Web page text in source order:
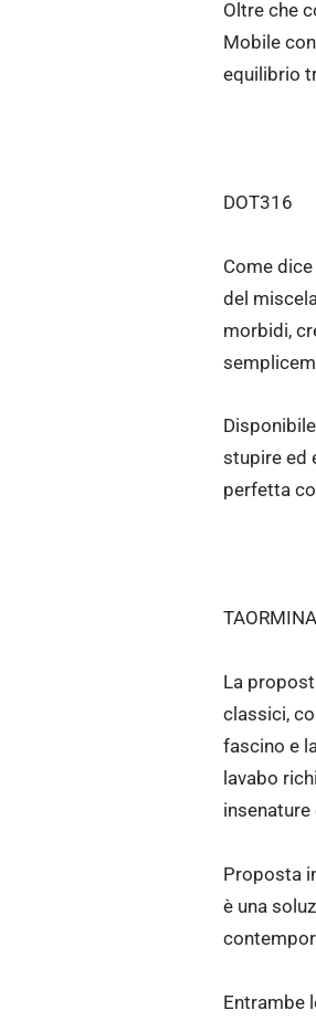
Oltre che
Mobile
equilibrio
DOT316
Come
del
morbidi,
stupire ed
perfetta
TAORMINA
La
classici,
fascino e
lavabo
Proposta
è una
Entrambe